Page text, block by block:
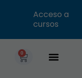
Acceso a
cursos
0